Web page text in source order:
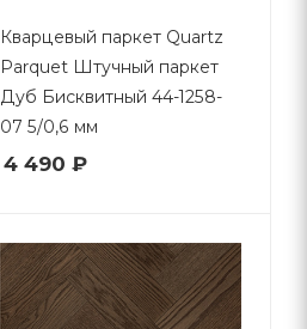
Кварцевый паркет Quartz
Parquet Штучный паркет
Дуб Бисквитный 44-1258-
07 5/0,6 мм
4 490 ₽